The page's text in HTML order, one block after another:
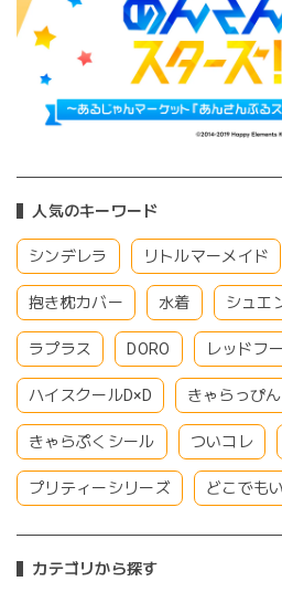
人気のキーワード
シンデレラ リトルマーメイド
抱き枕カバー 水着 シュエ
ラプラス DORO レッドフ
ハイスクールD×D きゃらっぴん
きゃらぷくシール ついコレ
プリティーシリーズ どこでも
カテゴリから探す